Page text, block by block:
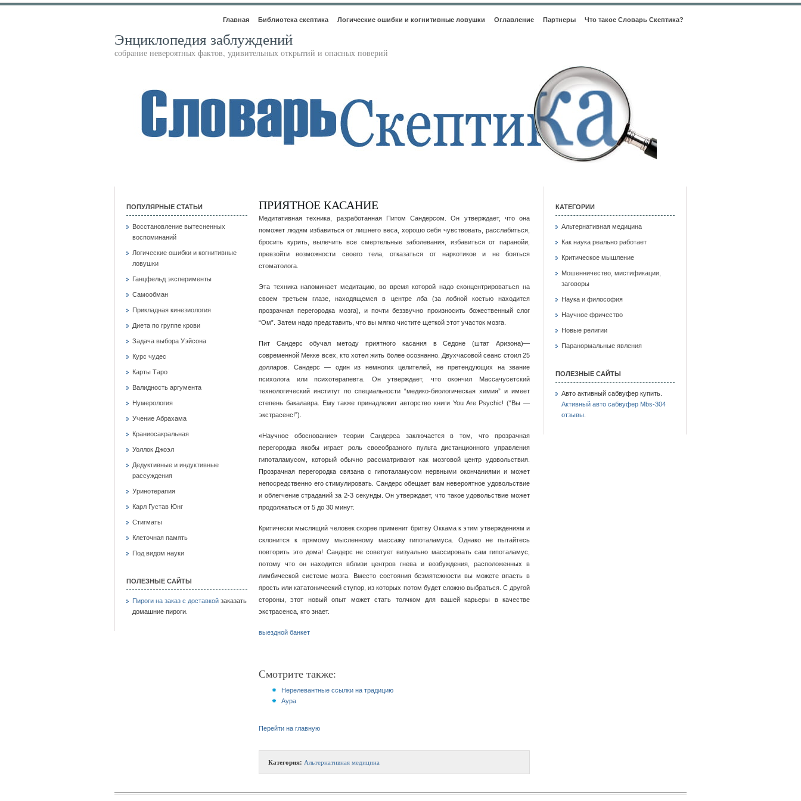
Главная Библиотека скептика Логические ошибки и когнитивные ловушки Оглавление Партнеры Что такое Словарь Скептика?
Энциклопедия заблуждений
собрание невероятных фактов, удивительных открытий и опасных поверий
ПОПУЛЯРНЫЕ СТАТЬИ
Восстановление вытесненных
воспоминаний
Логические ошибки и когнитивные
ловушки
Ганцфельд эксперименты
Самообман
Прикладная кинезиология
Диета по группе крови
Задача выбора Уэйсона
Курс чудес
Карты Таро
Валидность аргумента
Нумерология
Учение Абрахама
Краниосакральная
Уоллок Джоэл
Дедуктивные и индуктивные
рассуждения
Уринотерапия
Карл Густав Юнг
Стигматы
Клеточная память
Под видом науки
ПОЛЕЗНЫЕ САЙТЫ
Пироги на заказ с доставкой заказать
домашние пироги.
ПРИЯТНОЕ КАСАНИЕ
Медитативная техника, разработанная Питом Сандерсом. Он утверждает, что она
поможет людям избавиться от лишнего веса, хорошо себя чувствовать, расслабиться,
бросить курить, вылечить все смертельные заболевания, избавиться от паранойи,
превзойти возможности своего тела, отказаться от наркотиков и не бояться
стоматолога.
Эта техника напоминает медитацию, во время которой надо сконцентрироваться на
своем третьем глазе, находящемся в центре лба (за лобной костью находится
прозрачная перегородка мозга), и почти беззвучно произносить божественный слог
“Ом”. Затем надо представить, что вы мягко чистите щеткой этот участок мозга.
Пит Сандерс обучал методу приятного касания в Седоне (штат Аризона)—
современной Мекке всех, кто хотел жить более осознанно. Двухчасовой сеанс стоил 25
долларов. Сандерс — один из немногих целителей, не претендующих на звание
психолога или психотерапевта. Он утверждает, что окончил Массачусетский
технологический институт по специальности “медико-биологическая химия” и имеет
степень бакалавра. Ему также принадлежит авторство книги You Are Psychic! (“Вы —
экстрасенс!”).
«Научное обоснование» теории Сандерса заключается в том, что прозрачная
перегородка якобы играет роль своеобразного пульта дистанционного управления
гипоталамусом, который обычно рассматривают как мозговой центр удовольствия.
Прозрачная перегородка связана с гипоталамусом нервными окончаниями и может
непосредственно его стимулировать. Сандерс обещает вам невероятное удовольствие
и облегчение страданий за 2-3 секунды. Он утверждает, что такое удовольствие может
продолжаться от 5 до 30 минут.
Критически мыслящий человек скорее применит бритву Оккама к этим утверждениям и
склонится к прямому мысленному массажу гипоталамуса. Однако не пытайтесь
повторить это дома! Сандерс не советует визуально массировать сам гипоталамус,
потому что он находится вблизи центров гнева и возбуждения, расположенных в
лимбической системе мозга. Вместо состояния безмятежности вы можете впасть в
ярость или кататонический ступор, из которых потом будет сложно выбраться. С другой
стороны, этот новый опыт может стать толчком для вашей карьеры в качестве
экстрасенса, кто знает.
выездной банкет
Смотрите также:
Нерелевантные ссылки на традицию
Аура
Перейти на главную
Категория: Альтернативная медицина
КАТЕГОРИИ
Альтернативная медицина
Как наука реально работает
Критическое мышление
Мошенничество, мистификации,
заговоры
Наука и философия
Научное фричество
Новые религии
Паранормальные явления
ПОЛЕЗНЫЕ САЙТЫ
Авто активный сабвуфер купить.
Активный авто сабвуфер Mbs-304
отзывы